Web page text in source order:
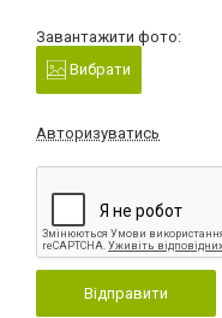
Завантажити фото:
Вибрати
Авторизуватись
Відправити